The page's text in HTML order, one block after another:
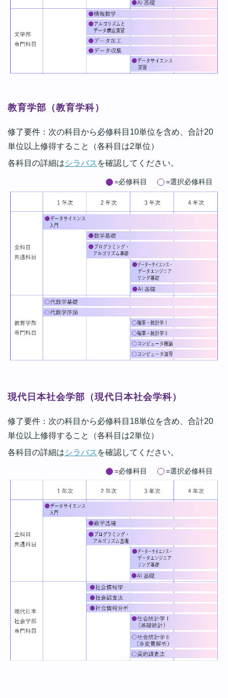
教育学部（教育学科）
修了要件：次の科目から必修科目10単位を含め、合計20
単位以上修得すること（各科目は2単位）
各科目の詳細はシラバス を確認してください。
=必修科目 =選択必修科目
現代日本社会学部（現代日本社会学科）
修了要件：次の科目から必修科目18単位を含め、合計20
単位以上修得すること（各科目は2単位）
各科目の詳細はシラバス を確認してください。
=必修科目 =選択必修科目